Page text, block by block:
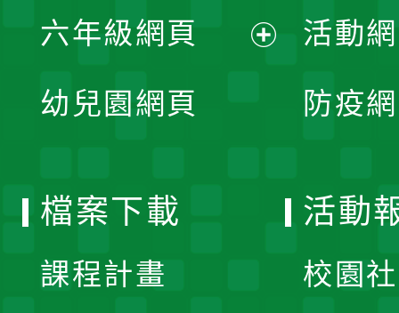
單
選
開
六年級網頁
幼兒園網頁
活動
防疫
檔案下載
課程計畫
活動
校園